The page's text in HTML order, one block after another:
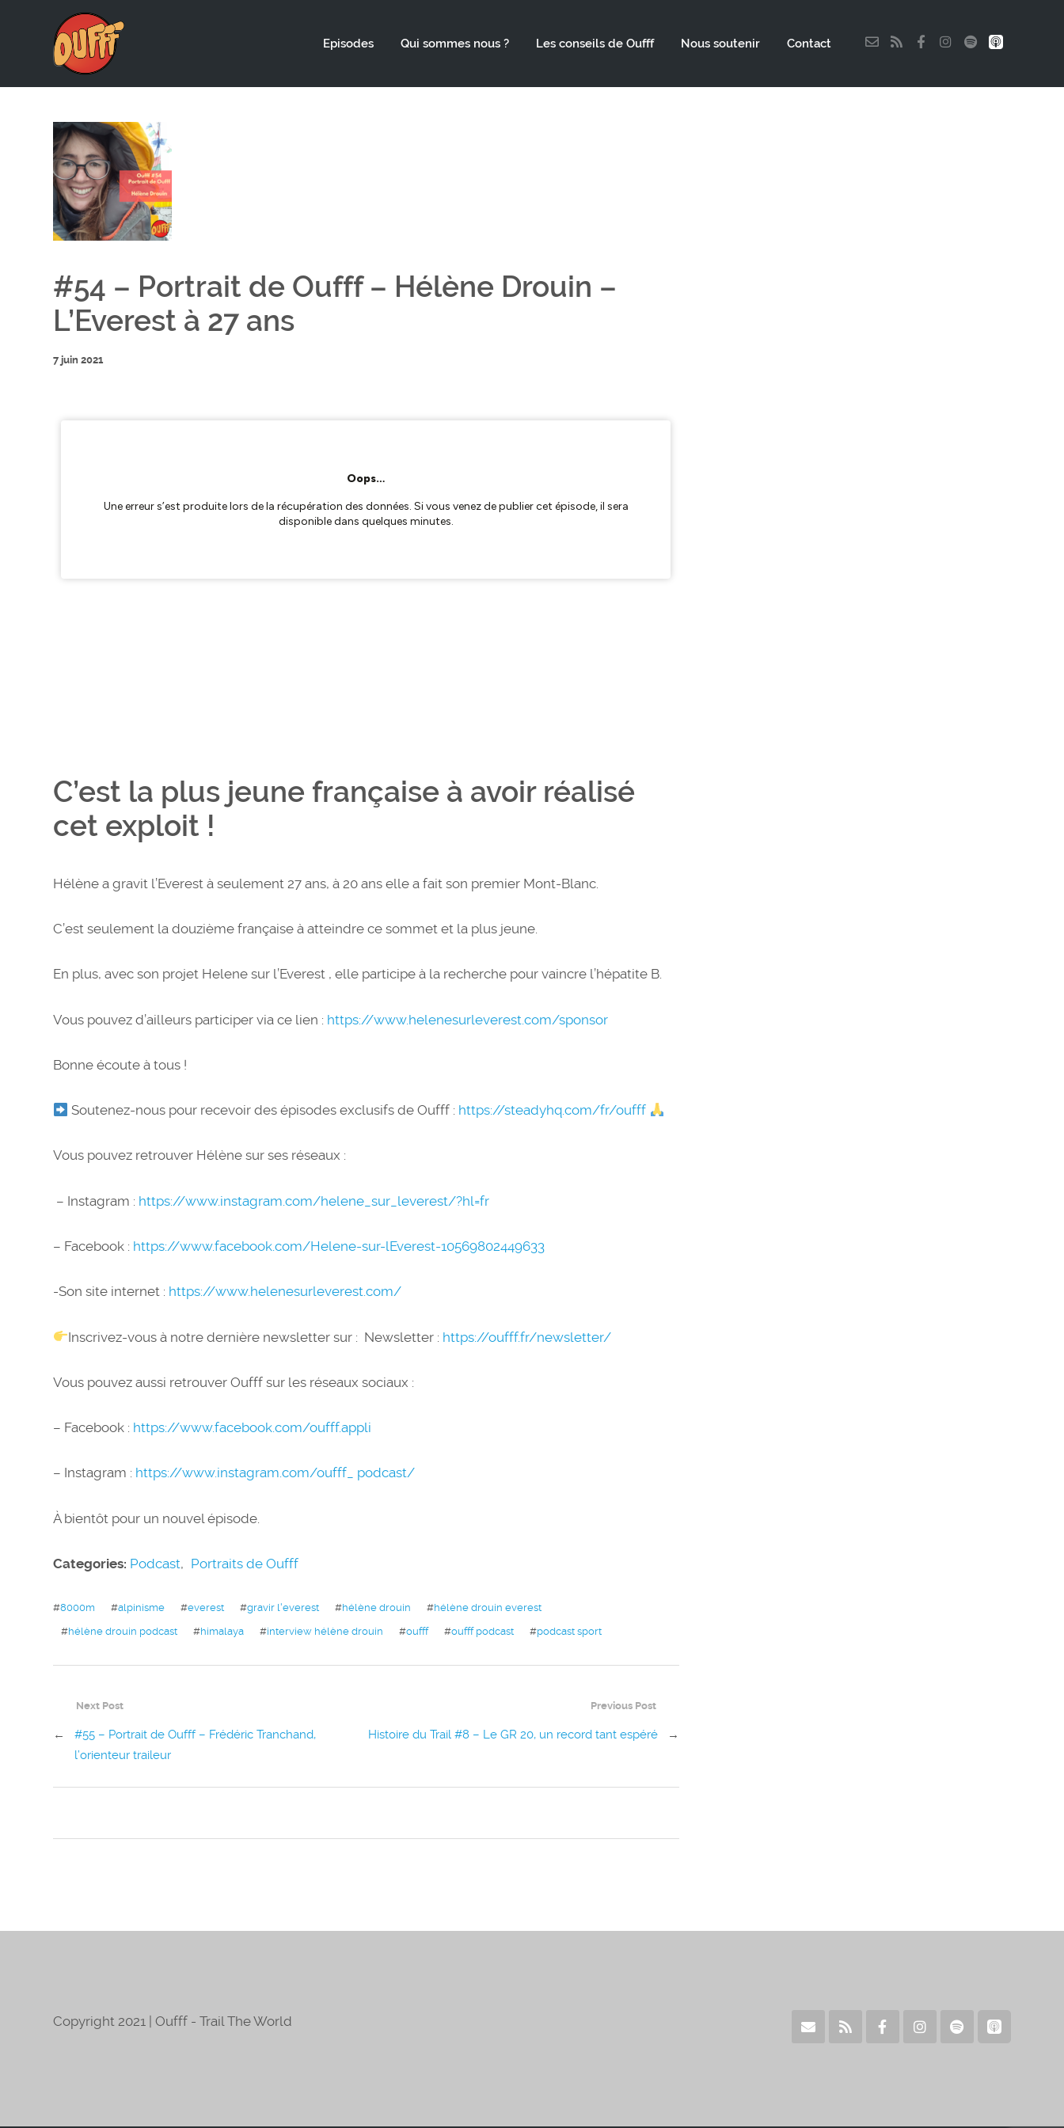
Episodes Qui sommes nous ? Les conseils de Oufff Nous soutenir Contact
#54 – Portrait de Oufff – Hélène Drouin –
L’Everest à 27 ans
7 juin 2021
C’est la plus jeune française à avoir réalisé
cet exploit !
Hélène a gravit l’Everest à seulement 27 ans, à 20 ans elle a fait son premier Mont-Blanc.
C’est seulement la douzième française à atteindre ce sommet et la plus jeune.
En plus, avec son projet Helene sur l’Everest , elle participe à la recherche pour vaincre l’hépatite B.
Vous pouvez d’ailleurs participer via ce lien : https://www.helenesurleverest.com/sponsor
Bonne écoute à tous !
Soutenez-nous pour recevoir des épisodes exclusifs de Oufff : https://steadyhq.com/fr/oufff
Vous pouvez retrouver Hélène sur ses réseaux :
– Instagram : https://www.instagram.com/helene_sur_leverest/?hl=fr
– Facebook : https://www.facebook.com/Helene-sur-lEverest-10569802449633
-Son site internet : https://www.helenesurleverest.com/
Inscrivez-vous à notre dernière newsletter sur : Newsletter : https://oufff.fr/newsletter/
Vous pouvez aussi retrouver Oufff sur les réseaux sociaux :
– Facebook : https://www.facebook.com/oufff.appli
– Instagram : https://www.instagram.com/oufff_ podcast/
À bientôt pour un nouvel épisode.
Categories: Podcast, Portraits de Oufff
#8000m #alpinisme #everest #gravir l'everest #hélène drouin #hélène drouin everest
#hélène drouin podcast #himalaya #interview hélène drouin #oufff #oufff podcast #podcast sport
Previous Post
Histoire du Trail #8 – Le GR 20, un record tant espéré →
Next Post
←
#55 – Portrait de Oufff – Frédéric Tranchand,
l’orienteur traileur
Copyright 2021 | Oufff - Trail The World